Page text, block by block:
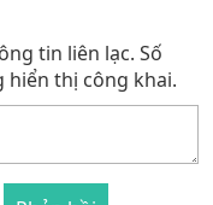
tin liên lạc. Số
hiển thị công khai.